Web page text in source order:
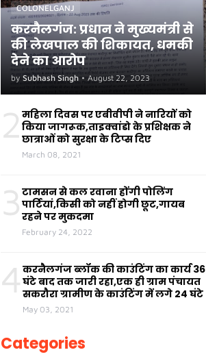
COLONELGANJ
करनैलगंज: प्रधान ने मुख्यमंत्री से
की लेखपाल की शिकायत, धमकी
देने का आरोप
by Subhash Singh • August 22, 2023
2 महिला दिवस पर एबीवीपी ने नारियों को
किया जागरूक,ताइक्वांडो के प्रशिक्षक ने
छात्राओं को सुरक्षा के टिप्स दिए
March 08, 2021
3 टामसन से कल रवाना होंगी पोलिंग
पार्टियां,किसी को नहीं होगी छूट,गायब
रहने पर मुकदमा
February 24, 2022
4 करनैलगंज ब्लॉक की काउंटिंग का कार्य 36
घंटे बाद तक जारी रहा,एक ही ग्राम पंचायत
सकरौरा ग्रामीण के काउंटिंग में लगे 24 घंटे
May 03, 2021
Categories